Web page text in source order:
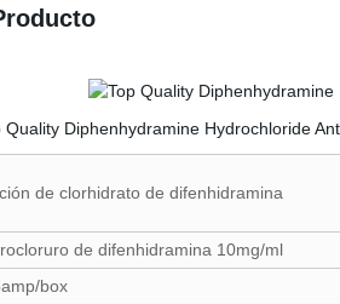
de clorhidrato de difenhidramina
de difenhidramina 10mg/ml
box